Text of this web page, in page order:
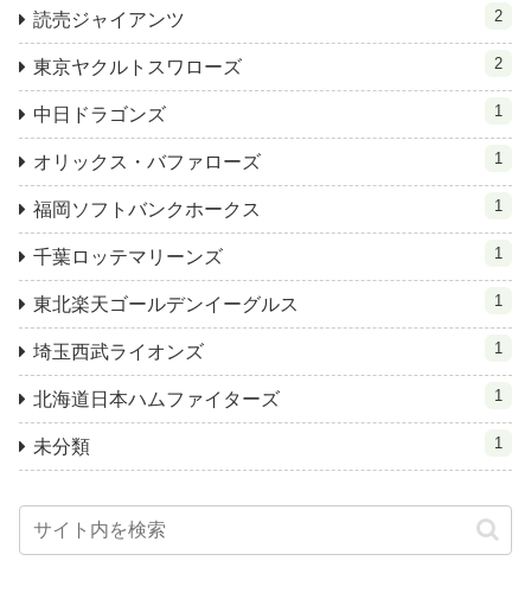
読売ジャイアンツ 2
東京ヤクルトスワローズ 2
中日ドラゴンズ 1
オリックス・バファローズ 1
福岡ソフトバンクホークス 1
千葉ロッテマリーンズ 1
東北楽天ゴールデンイーグルス 1
埼玉西武ライオンズ 1
北海道日本ハムファイターズ 1
未分類 1